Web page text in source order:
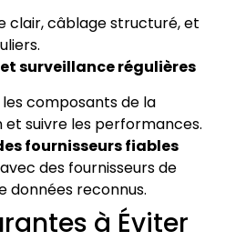
clair, câblage structuré, et
surveillance régulières
composants de la
et suivre les performances.
fournisseurs fiables
des fournisseurs de
données reconnus.
à Éviter